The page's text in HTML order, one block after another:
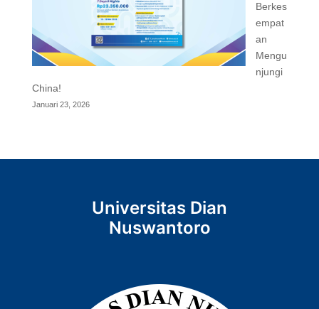
Berkes
empat
an
Mengu
njungi
China!
Januari 23, 2026
Universitas Dian
Nuswantoro